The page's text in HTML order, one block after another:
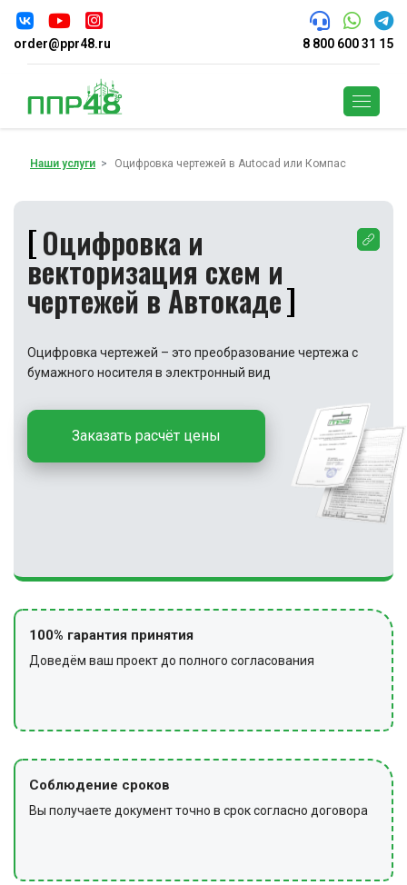
order@ppr48.ru 8 800 600 31 15
Наши услуги Оцифровка чертежей в Autocad или Компас
Оцифровка и
векторизация схем и
чертежей в Автокаде
Оцифровка чертежей – это преобразование чертежа с
бумажного носителя в электронный вид
Заказать расчёт цены
100% гарантия принятия
Доведём ваш проект до полного согласования
Соблюдение сроков
Вы получаете документ точно в срок согласно договора